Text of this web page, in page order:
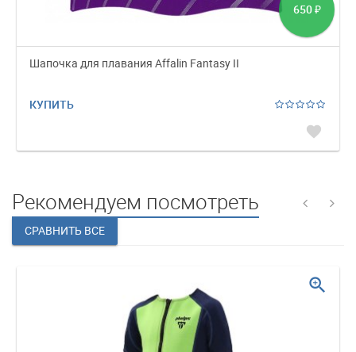
650 ₽
Шапочка для плавания Affalin Fantasy II
КУПИТЬ
favorite
Рекомендуем посмотреть
zoom_in